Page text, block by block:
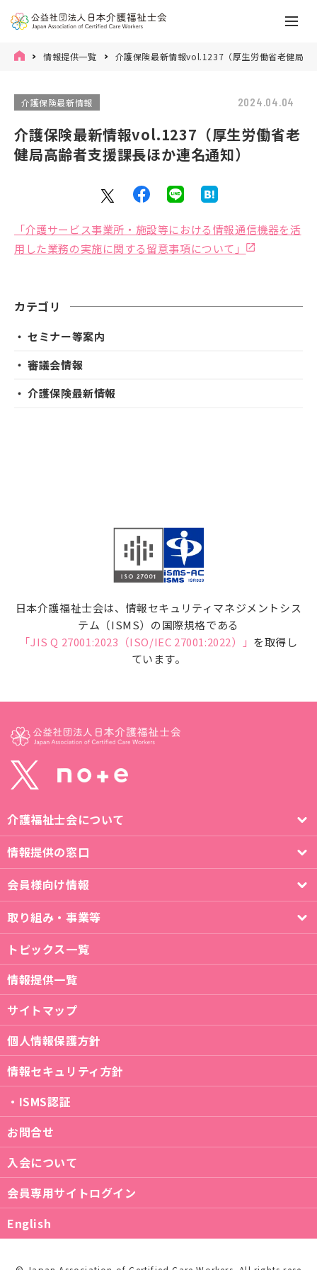
情報提供一覧 介護保険最新情報vol.1237（厚生労働省老健局高
介護保険最新情報 2024.04.04
介護保険最新情報vol.1237（厚生労働省老
健局高齢者支援課長ほか連名通知）
「介護サービス事業所・施設等における情報通信機器を活
用した業務の実施に関する留意事項について」
カテゴリ
・ セミナー等案内
・ 審議会情報
・ 介護保険最新情報
日本介護福祉士会は、情報セキュリティマネジメントシス
テム（ISMS）の国際規格である
「JIS Q 27001:2023（ISO/IEC 27001:2022）」 を取得し
ています。
介護福祉士会について
情報提供の窓口
会員様向け情報
取り組み・事業等
トピックス一覧
情報提供一覧
サイトマップ
個人情報保護方針
情報セキュリティ方針
・ISMS認証
お問合せ
入会について
会員専用サイトログイン
English